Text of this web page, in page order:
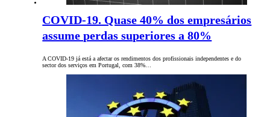
COVID-19. Quase 40% dos empresários
assume perdas superiores a 80%
A COVID-19 já está a afectar os rendimentos dos profissionais independentes e do
sector dos serviços em Portugal, com 38%…